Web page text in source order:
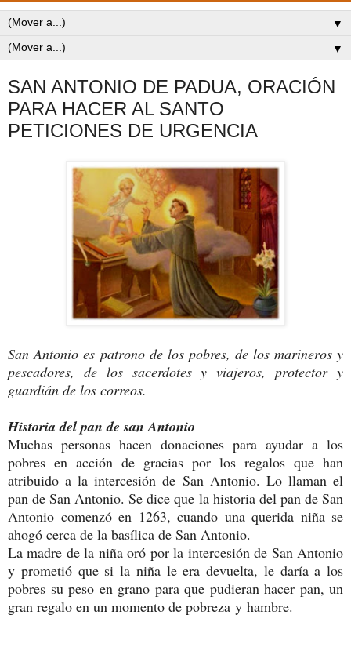
▼
▼
SAN ANTONIO DE PADUA, ORACIÓN
PARA HACER AL SANTO
PETICIONES DE URGENCIA
San Antonio es patrono de los pobres, de los marineros y
pescadores, de los sacerdotes y viajeros, protector y
guardián de los correos.
Historia del pan de san Antonio
Muchas personas hacen donaciones para ayudar a los
pobres en acción de gracias por los regalos que han
atribuido a la intercesión de San Antonio. Lo llaman el
pan de San Antonio. Se dice que la historia del pan de San
Antonio comenzó en 1263, cuando una querida niña se
ahogó cerca de la basílica de San Antonio.
La madre de la niña oró por la intercesión de San Antonio
y prometió que si la niña le era devuelta, le daría a los
pobres su peso en grano para que pudieran hacer pan, un
gran regalo en un momento de pobreza y hambre.